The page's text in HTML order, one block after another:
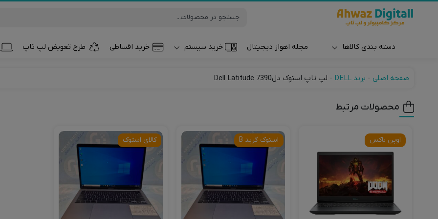
دسته بندی کالاها
ساعت و مچ بند
مجله اهواز دیجیتال خرید سیستم خرید اقساطی طرح تعویض لپ تاپ
صفحه اصلی - برند DELL - لپ تاپ استوک دلDell Latitude 7390
محصولات مرتبط
اوپن باکس استوک گرید B کالای استوک